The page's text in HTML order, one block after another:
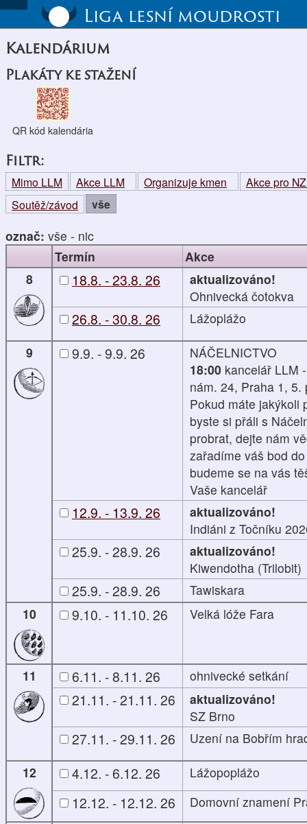
Liga lesní moudrosti
Kalendárium
Plakáty ke stažení
QR kód kalendária
Filtr:
Mimo LLM Akce LLM Organizuje kmen
Akce pro
Soutěž/závod
vše
označ: vše - nic
Termín
Akce
8
18.8. - 23.8. 26
aktualizováno!
Ohnivecká čotokva
26.8. - 30.8. 26
Lážoplážo
9
9.9. - 9.9. 26
NÁČELNICTVO
18:00 kancelář LLM
nám. 24, Praha 1, 5.
Pokud máte jakýkoli
byste si přáli s
probrat, dejte nám
zařadíme váš bod
budeme se na vás
Vaše kancelář
12.9. - 13.9. 26
aktualizováno!
Indiáni z Točníku
25.9. - 28.9. 26
aktualizováno!
Kiwendotha (Trilobit)
25.9. - 28.9. 26
Tawiskara
10
9.10. - 11.10. 26 Velká lóže Fara
11 6.11. - 8.11. 26 ohnivecké setkání
21.11. - 21.11. 26
aktualizováno!
SZ Brno
27.11. - 29.11. 26
Uzení na Bobřím
12
4.12. - 6.12. 26 Lážopoplážo
12.12. - 12.12. 26
Domovní znamení